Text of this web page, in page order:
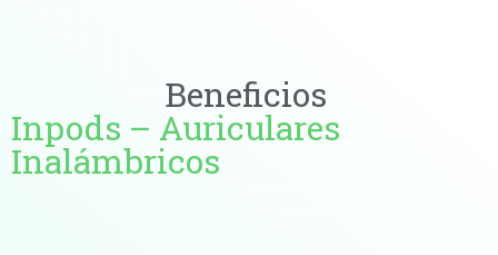
Beneficios
Inpods – Auriculares
Inalámbricos